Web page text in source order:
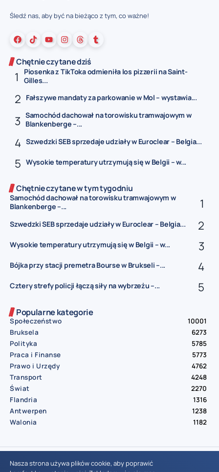
Śledź nas, aby być na bieżąco z tym, co ważne!
Chętnie czytane dziś
Piosenka z TikToka odmieniła los pizzerii na Saint-
Gilles...
Fałszywe mandaty za parkowanie w Mol – wystawia...
Samochód dachował na torowisku tramwajowym w
Blankenberge –...
Szwedzki SEB sprzedaje udziały w Euroclear – Belgia...
Wysokie temperatury utrzymują się w Belgii – w...
Chętnie czytane w tym tygodniu
Samochód dachował na torowisku tramwajowym w
Blankenberge –...
Szwedzki SEB sprzedaje udziały w Euroclear – Belgia...
Wysokie temperatury utrzymują się w Belgii – w...
Bójka przy stacji premetra Bourse w Brukseli –...
Cztery strefy policji łączą siły na wybrzeżu –...
Popularne kategorie
Społeczeństwo
10001
Bruksela
6273
Polityka
5785
Praca i Finanse
5773
Prawo i Urzędy
4762
Transport
4248
Świat
2270
Flandria
1316
Antwerpen
1238
Walonia
1182
© Aktualnosci.be – All Right Reserved 2016-2026
Nasza strona używa plików cookie, aby poprawić